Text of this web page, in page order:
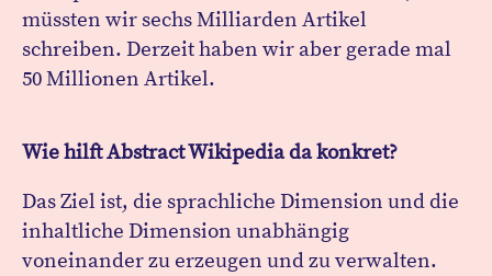
müssten wir sechs Milliarden Artikel
schreiben. Derzeit haben wir aber gerade mal
50 Millionen Artikel.
Wie hilft Abstract Wikipedia da konkret?
Das Ziel ist, die sprachliche Dimension und die
inhaltliche Dimension unabhängig
voneinander zu erzeugen und zu verwalten.